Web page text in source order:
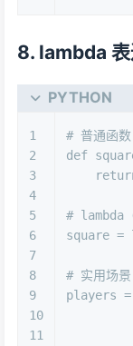
8. lambda
PYTHON
1
2
3
4
5
6
7
8
9
10
11
# 普通函数
def
# lambda
square =
# 实用场景
players